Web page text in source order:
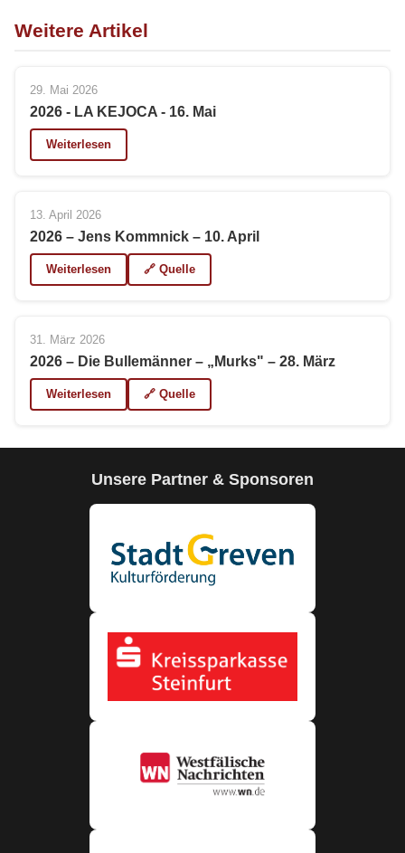
Weitere Artikel
29. Mai 2026
2026 - LA KEJOCA - 16. Mai
Weiterlesen
13. April 2026
2026 – Jens Kommnick – 10. April
Weiterlesen 🔗 Quelle
31. März 2026
2026 – Die Bullemänner – „Murks" – 28. März
Weiterlesen 🔗 Quelle
Unsere Partner & Sponsoren